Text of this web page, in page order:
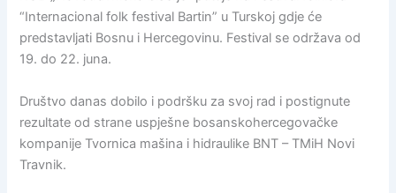
“Internacional folk festival Bartin” u Turskoj gdje će
predstavljati Bosnu i Hercegovinu. Festival se održava od
19. do 22. juna.
Društvo danas dobilo i podršku za svoj rad i postignute
rezultate od strane uspješne bosanskohercegovačke
kompanije Tvornica mašina i hidraulike BNT – TMiH Novi
Travnik.